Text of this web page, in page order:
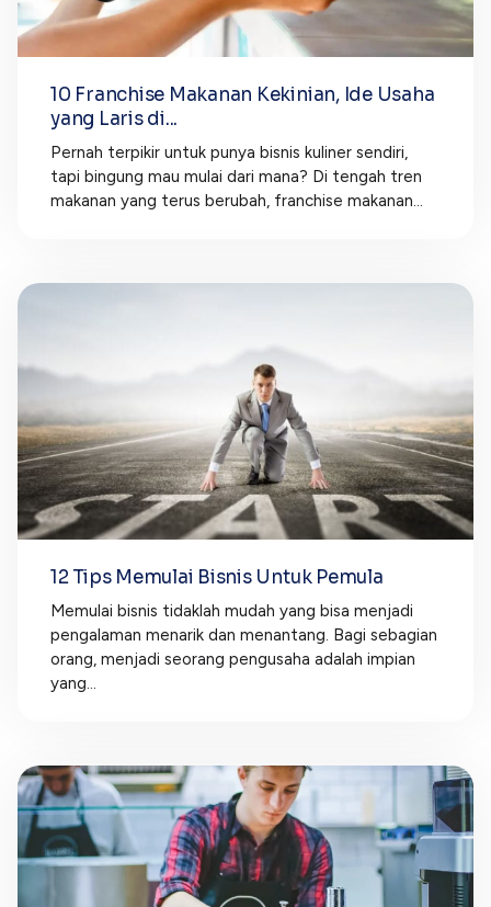
10 Franchise Makanan Kekinian, Ide Usaha
yang Laris di...
Pernah terpikir untuk punya bisnis kuliner sendiri,
tapi bingung mau mulai dari mana? Di tengah tren
makanan yang terus berubah, franchise makanan...
12 Tips Memulai Bisnis Untuk Pemula
Memulai bisnis tidaklah mudah yang bisa menjadi
pengalaman menarik dan menantang. Bagi sebagian
orang, menjadi seorang pengusaha adalah impian
yang...